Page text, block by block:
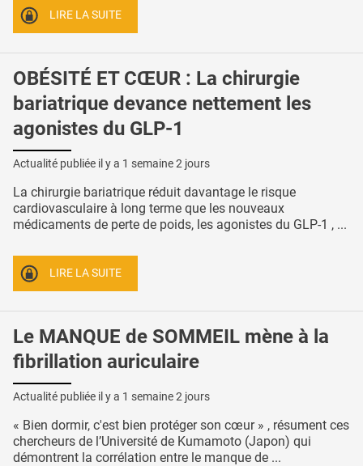
LIRE LA SUITE
OBÉSITÉ ET CŒUR : La chirurgie
bariatrique devance nettement les
agonistes du GLP-1
Actualité publiée il y a 1 semaine 2 jours
La chirurgie bariatrique réduit davantage le risque
cardiovasculaire à long terme que les nouveaux
médicaments de perte de poids, les agonistes du GLP-1 , ...
LIRE LA SUITE
Le MANQUE de SOMMEIL mène à la
fibrillation auriculaire
Actualité publiée il y a 1 semaine 2 jours
« Bien dormir, c'est bien protéger son cœur » , résument ces
chercheurs de l’Université de Kumamoto (Japon) qui
démontrent la corrélation entre le manque de ...